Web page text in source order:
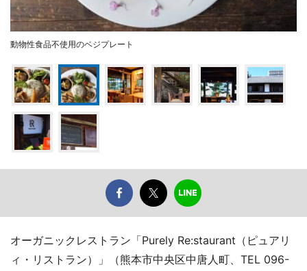
動物性食品不使用のベジプレート
オーガニックレストラン「Purely Re:staurant（ピュアリ
ィ・リストラン）」（熊本市中央区中唐人町、TEL 096-